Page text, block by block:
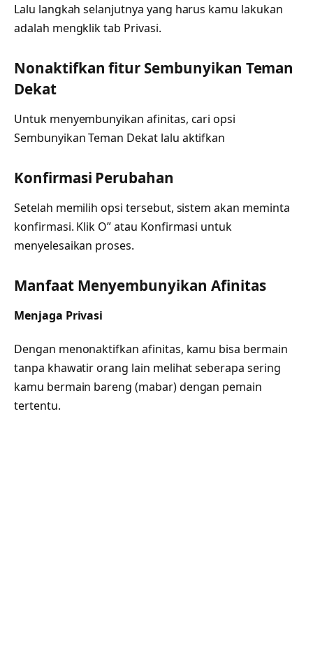
Lalu langkah selanjutnya yang harus kamu lakukan
adalah mengklik tab Privasi.
Nonaktifkan fitur Sembunyikan Teman
Dekat
Untuk menyembunyikan afinitas, cari opsi
Sembunyikan Teman Dekat lalu aktifkan
Konfirmasi Perubahan
Setelah memilih opsi tersebut, sistem akan meminta
konfirmasi. Klik O” atau Konfirmasi untuk
menyelesaikan proses.
Manfaat Menyembunyikan Afinitas
Menjaga Privasi
Dengan menonaktifkan afinitas, kamu bisa bermain
tanpa khawatir orang lain melihat seberapa sering
kamu bermain bareng (mabar) dengan pemain
tertentu.